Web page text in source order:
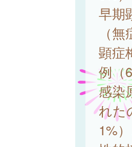
早期
（
顕症
例（
感染
れた
1%